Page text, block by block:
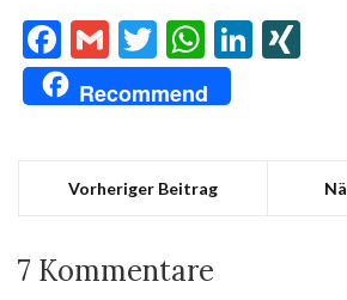
Facebook
GmailTwitter
Recommend
Vorheriger Beitrag
7 Kommentare